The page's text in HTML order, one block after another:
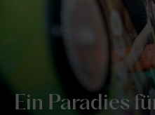
Ein Paradies